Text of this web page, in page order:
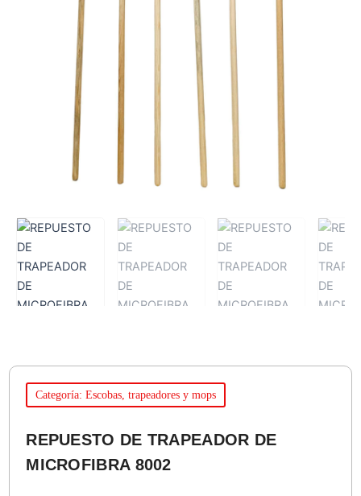
Categoría: Escobas, trapeadores y mops
REPUESTO DE TRAPEADOR DE
MICROFIBRA 8002